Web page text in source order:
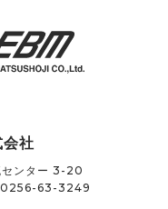
社
センター 3-20
0256-63-3249